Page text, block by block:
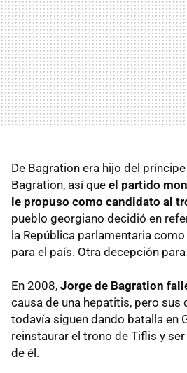
De Bagration era hijo del
Bagration, así que el partido
le propuso como candidato al
pueblo georgiano decidió en
la República parlamentaria
para el país. Otra decepción
En 2008, Jorge de Bagration
causa de una hepatitis, pero sus
todavía siguen dando batalla en
reinstaurar el trono de Tiflis y
de él.